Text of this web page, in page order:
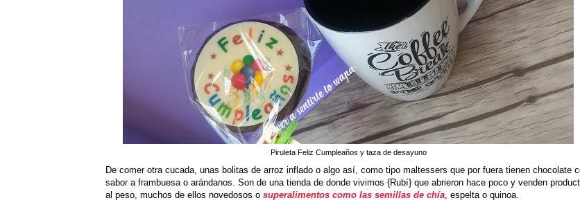
Piruleta Feliz Cumpleaños y taza de desayuno
De comer otra cucada, unas bolitas de arroz inflado o algo así, como tipo maltessers que por fuera tienen chocolate
sabor a frambuesa o arándanos. Son de una tienda de donde vivimos {Rubí} que abrieron hace poco y venden
al peso, muchos de ellos novedosos o superalimentos como las semillas de chía, espelta o quinoa.